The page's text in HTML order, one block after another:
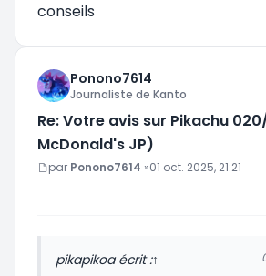
conseils
Ponono7614
Journaliste de Kanto
Re: Votre avis sur Pikachu
McDonald's JP)
Message
par Ponono7614 »01 oct. 2025, 21:21
pikapikoa écrit :↑